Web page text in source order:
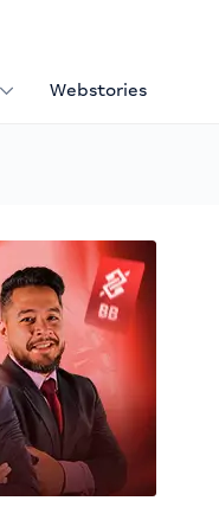
Webstories